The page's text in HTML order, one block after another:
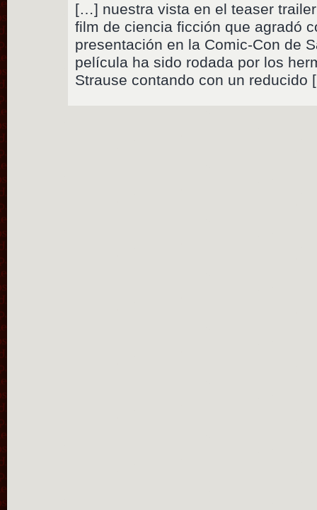
[…] nuestra vista en el teaser
film de ciencia ficción que agradó
presentación en la Comic-Con de
película ha sido rodada por los
Strause contando con un reducido